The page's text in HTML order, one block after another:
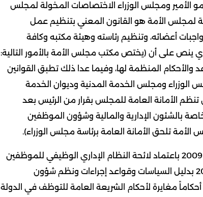
إليه في المادة (3) على أن يتولى سمو الأمير ومجلس الوزراء الاختصاصات المخولة لمجلس
1963 في شأن اللائحة الداخلية لمجلس الأمة هو القانون المعني بتنظيم عمل
أعضائه، وتنظيم رئاسته وهيئة مكتبه وكافة
وكان من بين هذه النصوص، نص المادة (39) والذي ينص على أن (يختص مكتب مجلس الأمة بالأمور التالية:
المنظمة لها، وفيما عدا ذلك تطبق القوانين
الوزراء ومجلس الخدمة المدنية وديوان الخدمة
ونص المادة (176) وما قرره من أن تنظم الأمانة العامة للمجلس بقرار من الرئيس بعد
بالشئون الإدارية والمالية وشؤون الموظفين
وأصدر رئيس مجلس الأمة – ترتيباً على ذلك – القرار رقم (26) لسنة 2009 باعتماد لائحة النظام الإداري الوظيفي للموظفين
المدنيين بالأمانة العامة لمجلس الأمة، والقرار رقم (46) لسنة 2014 بدليل السياسات وقواعد إجراءات ونظم شؤون
مغايرة لأحكام الشريعة العامة للتوظف في الدولة